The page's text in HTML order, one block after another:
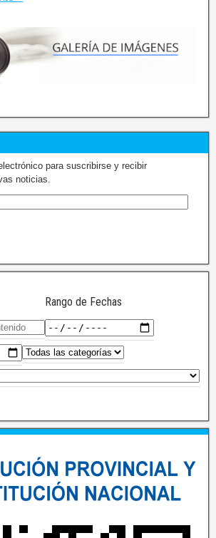
para suscribirse y recibir
noticias.
Rango de Fechas